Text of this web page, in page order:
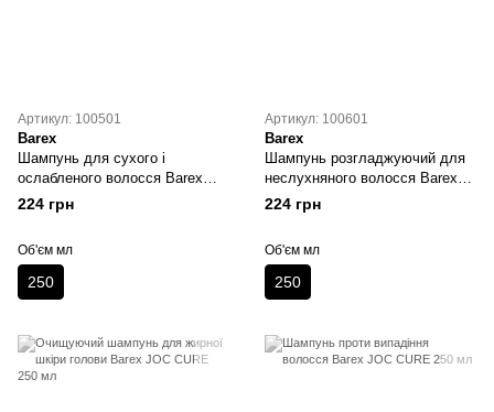
Артикул: 100501
Barex
Шампунь для сухого і
ослабленого волосся Barex
JOC CARE 250 мл
224 грн
Об'єм мл
250
Артикул: 100601
Barex
Шампунь розгладжуючий для
неслухняного волосся Barex
JOC CARE 250 мл
224 грн
Об'єм мл
250